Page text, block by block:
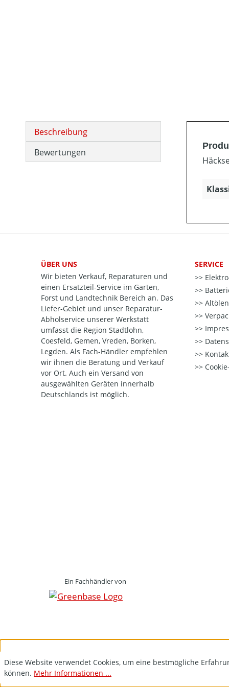
Beschreibung
Bewertungen
ÜBER UNS
Wir bieten Verkauf, Reparaturen und
einen Ersatzteil-Service im Garten,
Forst und Landtechnik Bereich an. Das
Liefer-Gebiet und unser Reparatur-
Abholservice unserer Werkstatt
umfasst die Region Stadtlohn,
Coesfeld, Gemen, Vreden, Borken,
Legden. Als Fach-Händler empfehlen
wir ihnen die Beratung und Verkauf
vor Ort. Auch ein Versand von
ausgewählten Geräten innerhalb
Deutschlands ist möglich.
SERVICE
Ein Fachhändler von
Diese Website verwendet Cookies, um eine bestmögliche
können. Mehr Informationen ...